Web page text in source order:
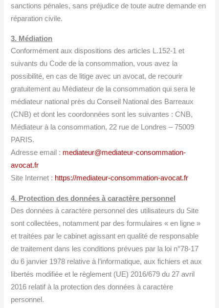
sanctions pénales, sans préjudice de toute autre demande en
réparation civile.
3. Médiation
Conformément aux dispositions des articles L.152-1 et
suivants du Code de la consommation, vous avez la
possibilité, en cas de litige avec un avocat, de recourir
gratuitement au Médiateur de la consommation qui sera le
médiateur national près du Conseil National des Barreaux
(CNB) et dont les coordonnées sont les suivantes : CNB,
Médiateur à la consommation, 22 rue de Londres – 75009
PARIS.
Adresse email : mediateur@mediateur-consommation-
avocat.fr
Site Internet : https://mediateur-consommation-avocat.fr
4. Protection des données à caractère personnel
Des données à caractère personnel des utilisateurs du Site
sont collectées, notamment par des formulaires « en ligne »
et traitées par le cabinet agissant en qualité de responsable
de traitement dans les conditions prévues par la loi n°78-17
du 6 janvier 1978 relative à l’informatique, aux fichiers et aux
libertés modifiée et le règlement (UE) 2016/679 du 27 avril
2016 relatif à la protection des données à caractère
personnel.